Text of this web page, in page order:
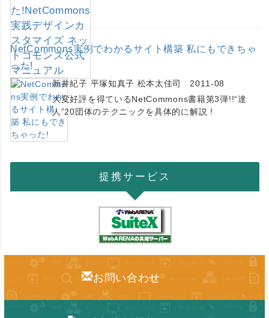
NetCommons実例でわかるサイト構築 私にもできちゃ
った!
新井紀子 平塚知真子 松本太佳司 2011-08
大変好評を得ているNetCommons書籍第3弾!!“達
人”20団体のテクニックを具体的に解説 !
提携サービス
お問い合わせ